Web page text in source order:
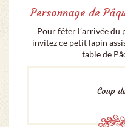
Personnage de
Pour fêter l’arrivée du
invitez ce petit lapin
table de
Coup